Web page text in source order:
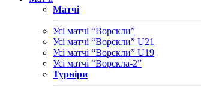
Матчі
Усі матчі “Ворскли”
Усі матчі “Ворскли” U21
Усі матчі “Ворскли” U19
Усі матчі “Ворскла-2”
Турніри